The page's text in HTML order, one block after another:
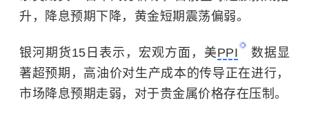
升，降息预期下降，黄金短期震荡偏弱。
银河期货15日表示，宏观方面，美PPI
数据显
著超预期，高油价对生产成本的传导正在进行，
市场降息预期走弱，对于贵金属价格存在压制。